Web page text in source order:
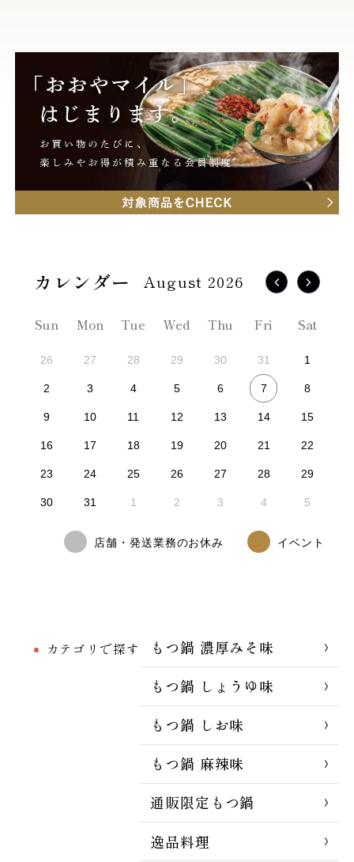
カテゴリで探す
もつ鍋 濃厚みそ味
もつ鍋 しょうゆ味
もつ鍋 しお味
もつ鍋 麻辣味
通販限定もつ鍋
逸品料理
August 2026
Sun Mon Tue Wed Thu Fri Sat
26 27 28 29 30 31 1
2 3 4 5 6 7 8
9 10 11 12 13 14 15
16 17 18 19 20 21 22
23 24 25 26 27 28 29
30 31 1 2 3 4 5
店舗・発送業務のお休み イベント